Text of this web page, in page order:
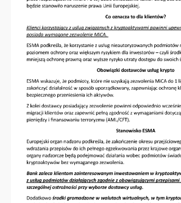
stosowanie MiCA w całej Unii
Godziny pracy Banku 05.06.2026
Archiwa
2026
2025
2024
2022
2021
2020
2019